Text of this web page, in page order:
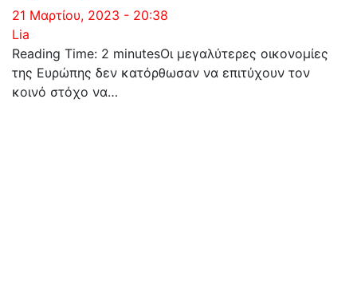
21 Μαρτίου, 2023 - 20:38
Lia
Reading Time: 2 minutesΟι μεγαλύτερες οικονομίες
της Ευρώπης δεν κατόρθωσαν να επιτύχουν τον
κοινό στόχο να…